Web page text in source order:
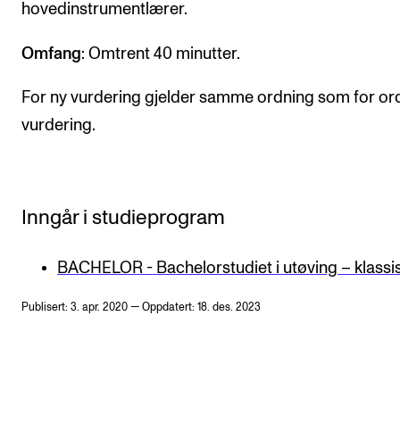
hovedinstrumentlærer.
Omfang: Omtrent 40 minutter.
For ny vurdering gjelder samme ordning som for
vurdering.
Inngår i studieprogram
BACHELOR - Bachelorstudiet i utøving –
Publisert: 3. apr. 2020 — Oppdatert: 18. des. 2023